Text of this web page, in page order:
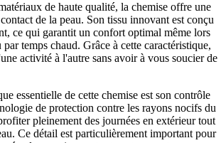
de haute qualité, la chemise offre une
de la peau. Son tissu innovant est conçu
ce qui garantit un confort optimal même lors
temps chaud. Grâce à cette caractéristique,
activité à l'autre sans avoir à vous soucier de
essentielle de cette chemise est son contrôle
de protection contre les rayons nocifs du
pleinement des journées en extérieur tout
Ce détail est particulièrement important pour